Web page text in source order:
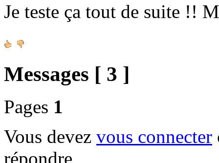
Je teste ça tout de suite !!
Messages [ 3 ]
Pages 1
Vous devez vous connecter
répondre